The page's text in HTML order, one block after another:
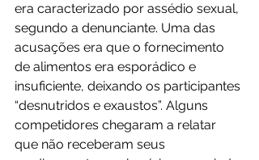
era caracterizado por assédio sexual,
segundo a denunciante. Uma das
acusações era que o fornecimento
de alimentos era esporádico e
insuficiente, deixando os participantes
“desnutridos e exaustos”. Alguns
competidores chegaram a relatar
que não receberam seus